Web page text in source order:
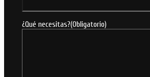
¿Qué necesitas?(Obligatorio)